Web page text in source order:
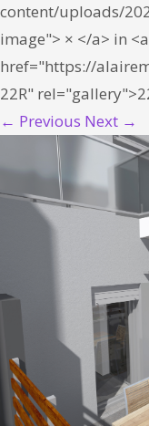
content/uploads/
image"> × </a> in <a
href="https://
22R"
← Previous Next →